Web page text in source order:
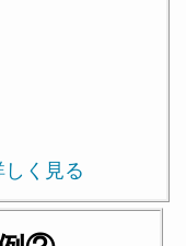
く見る